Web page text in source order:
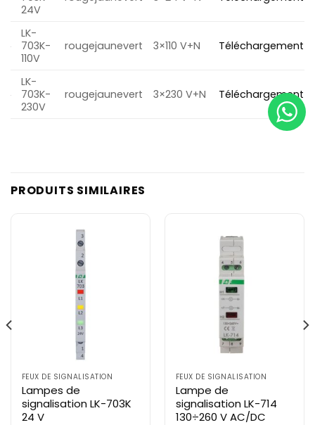
24V
LK-
703K-
110V
rougejaunevert 3×110 V+N Téléchargement
LK-
703K-
230V
rougejaunevert 3×230 V+N Téléchargement
PRODUITS SIMILAIRES
FEUX DE SIGNALISATION
Lampes de
signalisation LK-703K
24 V
FEUX DE SIGNALISATION
Lampe de
signalisation LK-714
130÷260 V AC/DC